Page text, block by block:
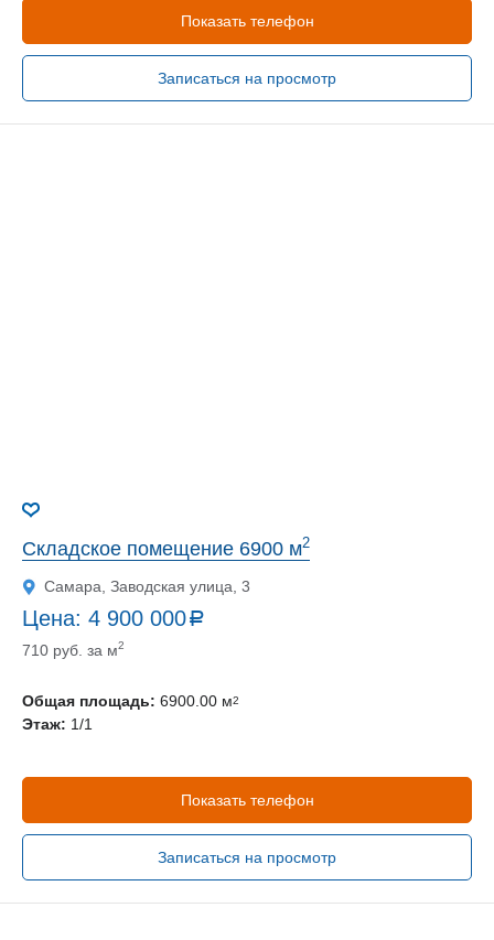
Показать телефон
Записаться на просмотр
Складское помещение 6900 м2
Самара, Заводская улица, 3
Цена: 4 900 000 a
руб.
710 руб. за м2
Общая площадь: 6900.00 м2
Этаж: 1/1
Показать телефон
Записаться на просмотр